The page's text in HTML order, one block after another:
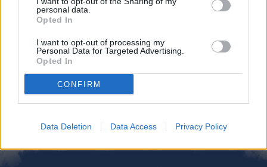
personal data.
Opted In
I want to opt-out of processing my
Personal Data for Targeted Advertising.
Opted In
CONFIRM
Data Deletion Data Access Privacy Policy
una victòria convincent
PRIMER EQUIP